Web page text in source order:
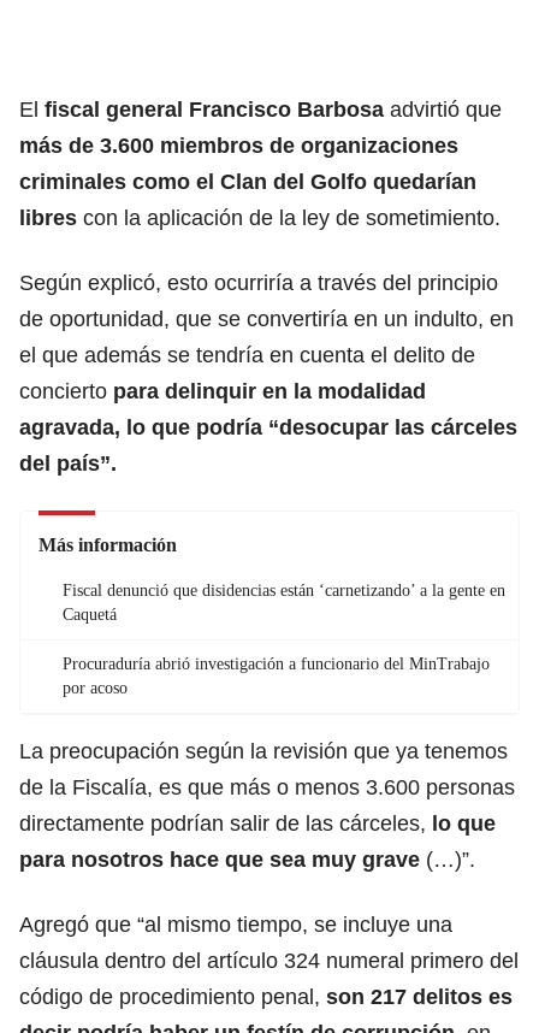
El fiscal general Francisco Barbosa advirtió que
más de 3.600 miembros de organizaciones
criminales como el Clan del Golfo quedarían
libres con la aplicación de la ley de sometimiento.
Según explicó, esto ocurriría a través del principio
de oportunidad, que se convertiría en un indulto, en
el que además se tendría en cuenta el delito de
concierto para delinquir en la modalidad
agravada, lo que podría “desocupar las cárceles
del país”.
Más información
Fiscal denunció que disidencias están ‘carnetizando’ a la gente en
Caquetá
Procuraduría abrió investigación a funcionario del MinTrabajo
por acoso
La preocupación según la revisión que ya tenemos
de la Fiscalía, es que más o menos 3.600 personas
directamente podrían salir de las cárceles, lo que
para nosotros hace que sea muy grave (…)”.
Agregó que “al mismo tiempo, se incluye una
cláusula dentro del artículo 324 numeral primero del
código de procedimiento penal, son 217 delitos es